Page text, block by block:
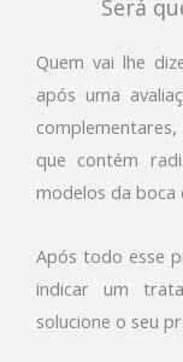
Será
Quem vai lhe
após uma
que contém
modelos da boca
Após todo esse
indicar um
solucione o seu